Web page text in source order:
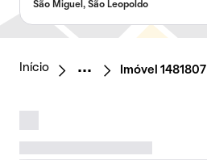
São Miguel, São Leopoldo
Início Imóvel 1481807